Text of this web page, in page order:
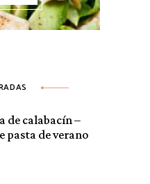
de calabacín –
pasta de verano